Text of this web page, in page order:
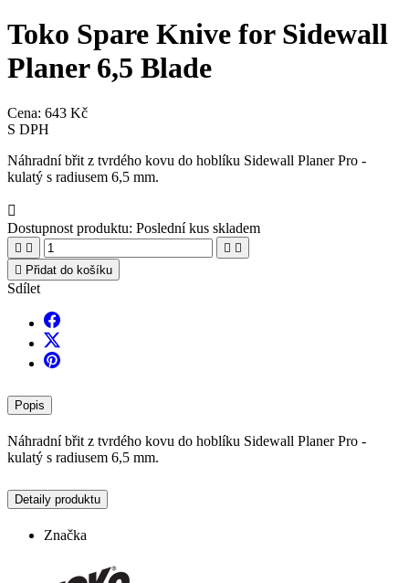
Toko Spare Knive for Sidewall
Planer 6,5 Blade
Cena: 643 Kč
S DPH
Náhradní břit z tvrdého kovu do hoblíku Sidewall Planer Pro -
kulatý s radiusem 6,5 mm.

Dostupnost produktu: Poslední kus skladem
   
 Přidat do košíku
Sdílet
Popis
Náhradní břit z tvrdého kovu do hoblíku Sidewall Planer Pro -
kulatý s radiusem 6,5 mm.
Detaily produktu
Značka